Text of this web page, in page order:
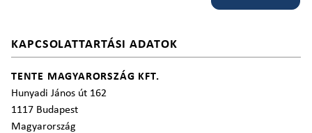
KAPCSOLATTARTÁSI ADATOK
TENTE MAGYARORSZÁG KFT.
Hunyadi János út 162
1117 Budapest
Magyarország